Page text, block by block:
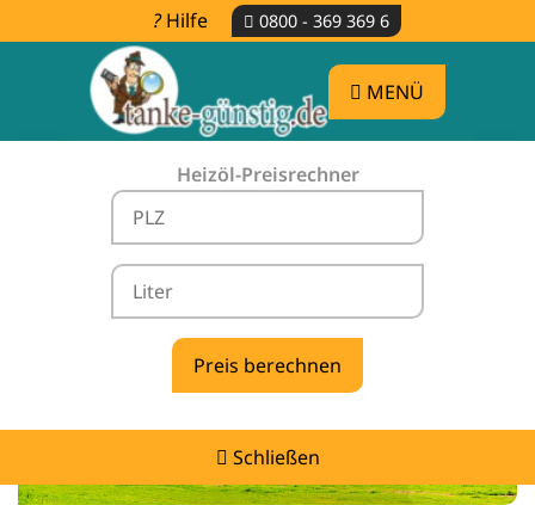
Hilfe 0800 - 369 369 6
MENÜ
Heizöl-Preisrechner
Schließen
Heizölpreise Demitz-Thumitz -
vergleichen & günstig tanken